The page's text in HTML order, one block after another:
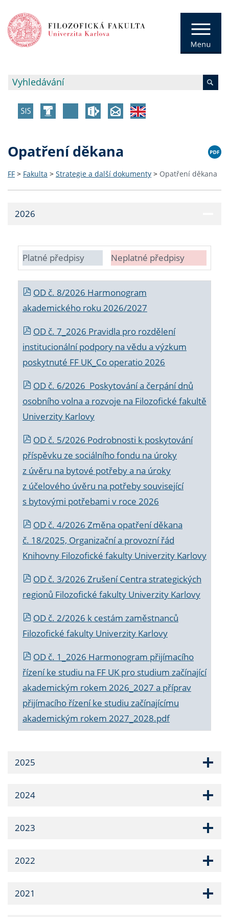
Opatření děkana
FF > Fakulta > Strategie a další dokumenty > Opatření děkana
2026
Platné předpisy Neplatné předpisy
OD č. 8/2026 Harmonogram
akademického roku 2026/2027
OD č. 7_2026 Pravidla pro rozdělení
institucionální podpory na vědu a výzkum
poskytnuté FF UK_Co operatio 2026
OD č. 6/2026 Poskytování a čerpání dnů
osobního volna a rozvoje na Filozofické fakultě
Univerzity Karlovy
OD č. 5/2026 Podrobnosti k poskytování
příspěvku ze sociálního fondu na úroky
z úvěru na bytové potřeby a na úroky
z účelového úvěru na potřeby související
s bytovými potřebami v roce 2026
OD č. 4/2026 Změna opatření děkana
č. 18/2025, Organizační a provozní řád
Knihovny Filozofické fakulty Univerzity Karlovy
OD č. 3/2026 Zrušení Centra strategických
regionů Filozofické fakulty Univerzity Karlovy
OD č. 2/2026 k cestám zaměstnanců
Filozofické fakulty Univerzity Karlovy
OD č. 1_2026 Harmonogram přijímacího
řízení ke studiu na FF UK pro studium začínající
akademickým rokem 2026_2027 a příprav
přijímacího řízení ke studiu začínajícímu
akademickým rokem 2027_2028.pdf
2025
2024
2023
2022
2021